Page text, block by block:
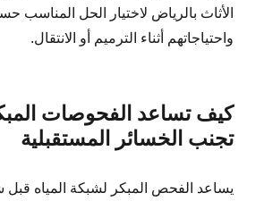
الأثاث بالرياض لاختيار الحل المناسب
واحتياجاتهم أثناء الترميم أو الانتقال.
كيف تساعد الفحوصات
تجنب الخسائر المستقبلية
يساعد الفحص المبكر لشبكة المياه قبل